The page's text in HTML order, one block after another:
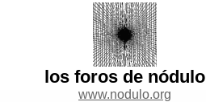
los foros de nódulo
www.nodulo.org